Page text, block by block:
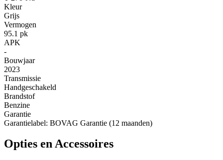
Kleur
Grijs
Vermogen
95.1 pk
APK
-
Bouwjaar
2023
Transmissie
Handgeschakeld
Brandstof
Benzine
Garantie
Garantielabel: BOVAG Garantie (12 maanden)
Opties en Accessoires